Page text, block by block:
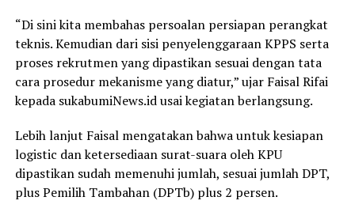
“Di sini kita membahas persoalan persiapan perangkat
teknis. Kemudian dari sisi penyelenggaraan KPPS serta
proses rekrutmen yang dipastikan sesuai dengan tata
cara prosedur mekanisme yang diatur,” ujar Faisal Rifai
kepada sukabumiNews.id usai kegiatan berlangsung.
Lebih lanjut Faisal mengatakan bahwa untuk kesiapan
logistic dan ketersediaan surat-suara oleh KPU
dipastikan sudah memenuhi jumlah, sesuai jumlah DPT,
plus Pemilih Tambahan (DPTb) plus 2 persen.